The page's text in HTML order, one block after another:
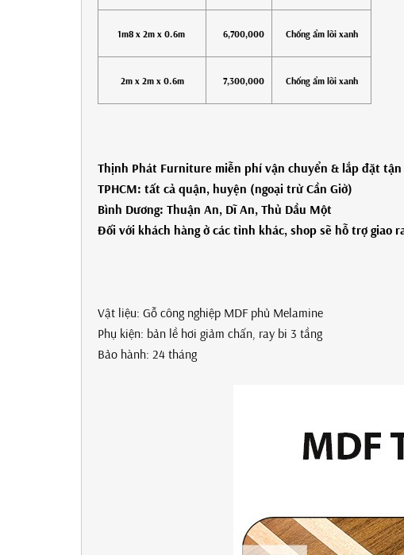
1m8 x 2m x 0.6m 6,700,000 Chống ẩm lõi xanh
2m x 2m x 0.6m 7,300,000 Chống ẩm lõi xanh
Thịnh Phát Furniture miễn phí vận chuyển & lắp đặt
TPHCM: tất cả quận, huyện (ngoại trừ Cần Giờ)
Bình Dương: Thuận An, Dĩ An, Thủ Dầu Một
Đối với khách hàng ở các tỉnh khác, shop sẽ hỗ trợ giao
Vật liệu: Gỗ công nghiệp MDF phủ Melamine
Phụ kiện: bản lề hơi giảm chấn, ray bi 3 tầng
Bảo hành: 24 tháng